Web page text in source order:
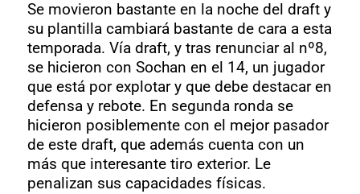
Se movieron bastante en la noche del draft y
su plantilla cambiará bastante de cara a esta
temporada. Vía draft, y tras renunciar al nº8,
se hicieron con Sochan en el 14, un jugador
que está por explotar y que debe destacar en
defensa y rebote. En segunda ronda se
hicieron posiblemente con el mejor pasador
de este draft, que además cuenta con un
más que interesante tiro exterior. Le
penalizan sus capacidades físicas.